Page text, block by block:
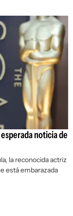
noticia de
la reconocida actriz
está embarazada